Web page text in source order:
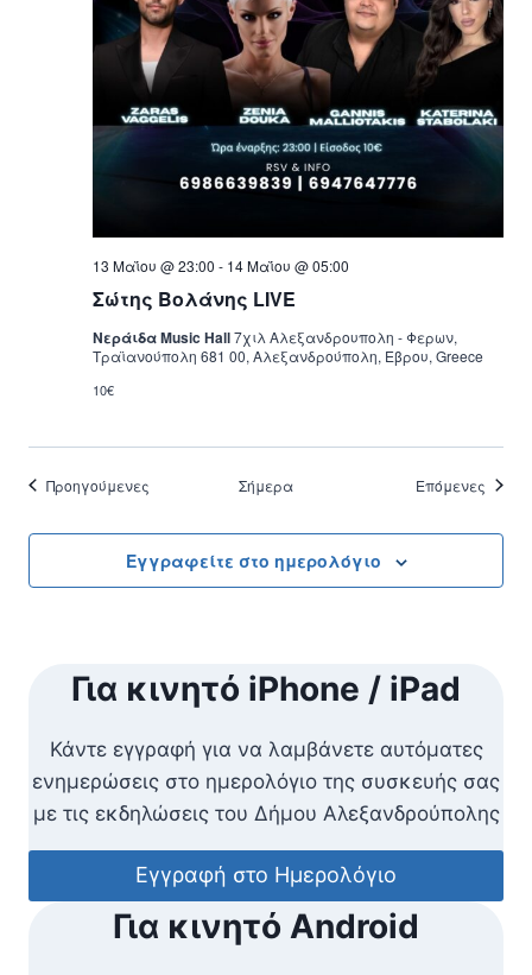
Σώτης Βολάνης LIVE
13 Μαΐου @ 23:00 - 14 Μαΐου @ 05:00
Νεράιδα Music Hall7χιλ Αλεξανδρουπολη - Φερων,
Τραϊανούπολη 681 00, Αλεξανδρούπολη, Εβρου, Greece
10€
Προηγούμενες Σήμερα Επόμενες
Εγγραφείτε στο ημερολόγιο
Για κινητό iPhone / iPad
Κάντε εγγραφή για να λαμβάνετε αυτόματες
ενημερώσεις στο ημερολόγιο της συσκευής σας
με τις εκδηλώσεις του Δήμου Αλεξανδρούπολης
Εγγραφή στο Ημερολόγιο
Για κινητό Android